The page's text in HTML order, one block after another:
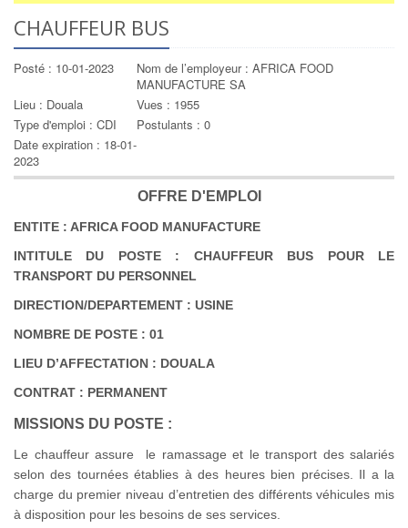
CHAUFFEUR BUS
Posté : 10-01-2023
Nom de l’employeur : AFRICA FOOD
MANUFACTURE SA
Lieu : Douala
Vues : 1955
Type d'emploi : CDI
Postulants : 0
Date expiration : 18-01-
2023
OFFRE D'EMPLOI
ENTITE : AFRICA FOOD MANUFACTURE
INTITULE DU POSTE : CHAUFFEUR BUS POUR LE
TRANSPORT DU PERSONNEL
DIRECTION/DEPARTEMENT : USINE
NOMBRE DE POSTE : 01
LIEU D’AFFECTATION : DOUALA
CONTRAT : PERMANENT
MISSIONS DU POSTE :
Le chauffeur assure le ramassage et le transport des salariés
selon des tournées établies à des heures bien précises. Il a la
charge du premier niveau d’entretien des différents véhicules mis
à disposition pour les besoins de ses services.